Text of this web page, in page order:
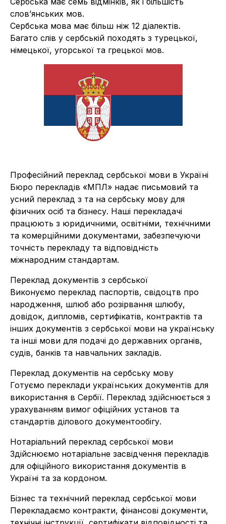
слов’янських мов.
Сербська мова має більш ніж 12 діалектів.
Багато слів у сербській походять з турецької,
німецької, угорської та грецької мов.
Професійний переклад сербської мови в Україні
Бюро перекладів «МПЛ» надає письмовий та
усний переклад з та на сербську мову для
фізичних осіб та бізнесу. Наші перекладачі
працюють з юридичними, освітніми, технічними
та комерційними документами, забезпечуючи
точність перекладу та відповідність
міжнародним стандартам.
Переклад документів з сербської
Виконуємо переклад паспортів, свідоцтв про
народження, шлюб або розірвання шлюбу,
довідок, дипломів, сертифікатів, контрактів та
інших документів з сербської мови на українську
та інші мови для подачі до державних органів,
судів, банків та навчальних закладів.
Переклад документів на сербську мову
Готуємо переклади українських документів для
використання в Сербії. Переклад здійснюється з
урахуванням вимог офіційних установ та
стандартів ділового документообігу.
Нотаріальний переклад сербської мови
Здійснюємо нотаріальне засвідчення перекладів
для офіційного використання документів в
Україні та за кордоном.
Бізнес та технічний переклад сербської мови
Перекладаємо контракти, фінансові документи,